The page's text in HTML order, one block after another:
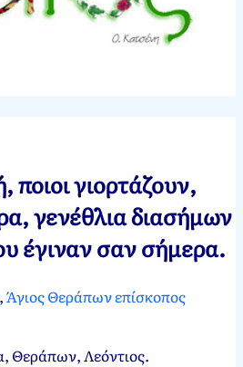
ποιοι γιορτάζουν,
γενέθλια διασήμων
έγιναν σαν σήμερα.
,Άγιος Θεράπων επίσκοπος
Θεράπων, Λεόντιος.